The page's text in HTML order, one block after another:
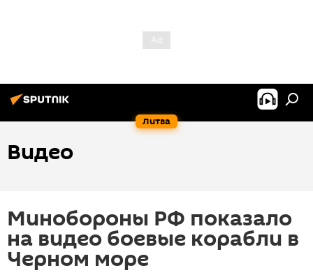
Литва
Видео
Минобороны РФ показало
на видео боевые корабли в
Черном море